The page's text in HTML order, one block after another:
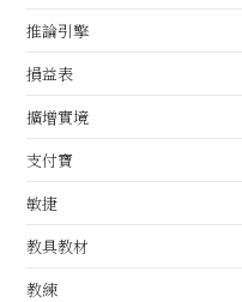
推論引擎
損益表
擴增實境
支付寶
敏捷
教具教材
教練